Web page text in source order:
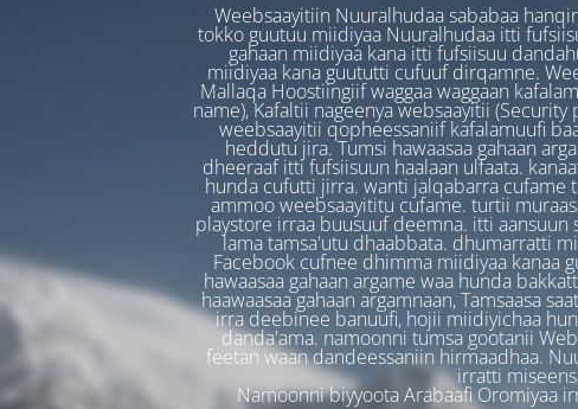
Weebsaayitiin Nuuralhudaa sababaa
tokko guutuu miidiyaa Nuuralhudaa itti
gahaan miidiyaa kana itti fufsiisuu
miidiyaa kana guututti cufuuf dirqamne.
Mallaqa Hoostiingiif waggaa waggaan
name), Kafaltii nageenya websaayitii
weebsaayitii qopheessaniif kafalamuufi
heddutu jira. Tumsi hawaasaa gahaan
dheeraaf itti fufsiisuun haalaan ulfaata.
hunda cufutti jirra. wanti jalqabarra cufame
ammoo weebsaayititu cufame. turtii
playstore irraa buusuuf deemna. itti aansuun
lama tamsa'utu dhaabbata. dhumarratti
Facebook cufnee dhimma miidiyaa kanaa
hawaasaa gahaan argame waa hunda
haawaasaa gahaan argamnaan, Tamsaasa
irra deebinee banuufi, hojii miidiyichaa
danda'ama. namoonni tumsa gootanii
feetan waan dandeessaniin hirmaadhaa.
irratti
Namoonni biyyoota Arabaafi Oromiyaa